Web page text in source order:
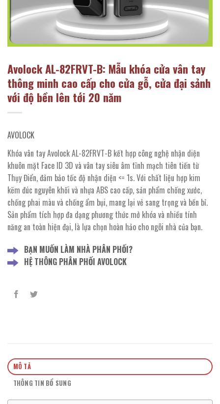
Avolock AL-82FRVT-B: Mẫu khóa cửa vân tay
thông minh cao cấp cho cửa gỗ, cửa đại sảnh
với độ bền lên tới 20 năm
AVOLOCK
Khóa vân tay Avolock AL-82FRVT-B kết hợp công nghệ nhận diện
khuôn mặt Face ID 3D và vân tay siêu âm tĩnh mạch tiên tiến từ
Thụy Điển, đảm bảo tốc độ nhận diện <= 1s. Với chất liệu hợp kim
kẽm đúc nguyên khối và nhựa ABS cao cấp, sản phẩm chống xước,
chống phai màu và chống ẩm bụi, mang lại vẻ sang trọng và bền bỉ.
Sản phẩm tích hợp đa dạng phương thức mở khóa và nhiều tính
năng an toàn hiện đại, là lựa chọn hoàn hảo cho ngôi nhà của bạn.
BẠN MUỐN LÀM NHÀ PHÂN PHỐI?
HỆ THÔNG PHÂN PHỐI AVOLOCK
MÔ TẢ
THÔNG TIN BỔ SUNG